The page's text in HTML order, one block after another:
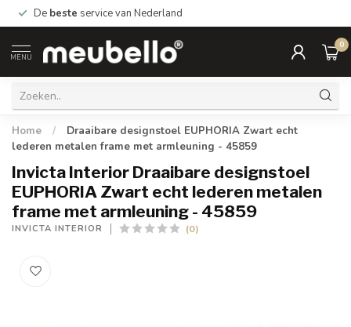
De beste service van Nederland
MENU
0
Home /
Draaibare designstoel EUPHORIA Zwart echt
lederen metalen frame met armleuning - 45859
Invicta Interior Draaibare designstoel
EUPHORIA Zwart echt lederen metalen
frame met armleuning - 45859
INVICTA INTERIOR (0)